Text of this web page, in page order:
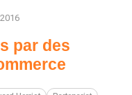
par des